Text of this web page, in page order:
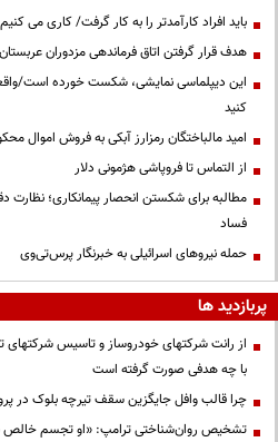
باید افراد کارآمدتر را به کار گرفت/ کاری می
هدف قرار گرفتن اتاق‌ فرماندهی مزدوران
این دیپلماسی نمایشی، شکست خورده است/
کنید
امید مالباختگان رمزارز آبکی به فروش اموال
از التماس تا فروپاشی هژمونی دلار
مطالبه برای شکستن انحصار پیمانکاری؛ نظارت
فساد
حمله نیروهای اسرائیلی به خبرنگار پرس‌تی‌وی
پربازدید ها
از رانت‌ شرکتهای خودروساز و تاسیس شرکتهای
با چه هدفی صورت گرفته است
چرا قالب وافل جایگزین سقف تیرچه بلوک در
تشخیص روان‌شناختی ترامپ: «او تجسم